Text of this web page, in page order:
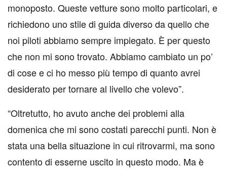
monoposto. Queste vetture sono molto particolari, e
richiedono uno stile di guida diverso da quello che
noi piloti abbiamo sempre impiegato. È per questo
che non mi sono trovato. Abbiamo cambiato un po’
di cose e ci ho messo più tempo di quanto avrei
desiderato per tornare al livello che volevo”.
“Oltretutto, ho avuto anche dei problemi alla
domenica che mi sono costati parecchi punti. Non è
stata una bella situazione in cui ritrovarmi, ma sono
contento di esserne uscito in questo modo. Ma è